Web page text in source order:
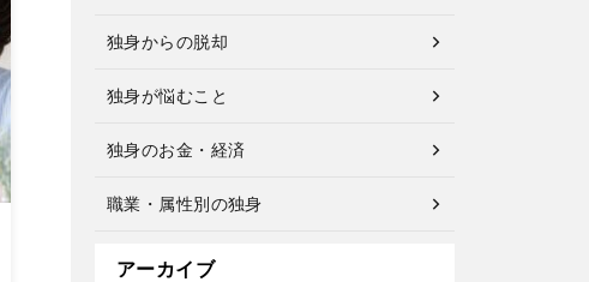
独身からの脱却
独身が悩むこと
独身のお金・経済
職業・属性別の独身
アーカイブ